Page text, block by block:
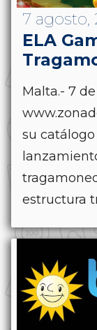
7 agosto,
ELA
Malta.- 7
su
estructura